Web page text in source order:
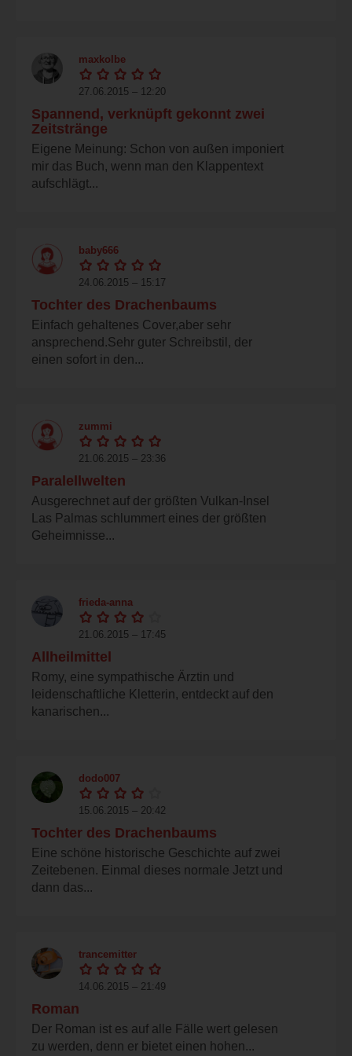
maxkolbe
27.06.2015 – 12:20
Spannend, verknüpft gekonnt zwei
Zeitstränge
Eigene Meinung: Schon von außen imponiert
mir das Buch, wenn man den Klappentext
aufschlägt...
baby666
24.06.2015 – 15:17
Tochter des Drachenbaums
Einfach gehaltenes Cover,aber sehr
ansprechend.Sehr guter Schreibstil, der
einen sofort in den...
zummi
21.06.2015 – 23:36
Paralellwelten
Ausgerechnet auf der größten Vulkan-Insel
Las Palmas schlummert eines der größten
Geheimnisse...
frieda-anna
21.06.2015 – 17:45
Allheilmittel
Romy, eine sympathische Ärztin und
leidenschaftliche Kletterin, entdeckt auf den
kanarischen...
dodo007
15.06.2015 – 20:42
Tochter des Drachenbaums
Eine schöne historische Geschichte auf zwei
Zeitebenen. Einmal dieses normale Jetzt und
dann das...
trancemitter
14.06.2015 – 21:49
Roman
Der Roman ist es auf alle Fälle wert gelesen
zu werden, denn er bietet einen hohen...